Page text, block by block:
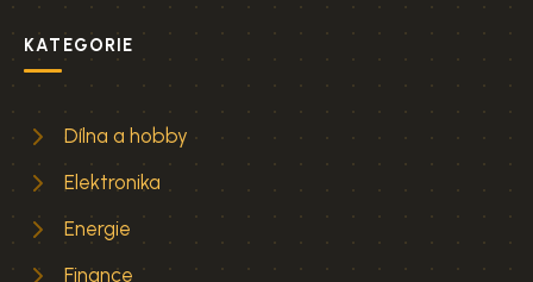
KATEGORIE
Dílna a hobby
Elektronika
Energie
Finance